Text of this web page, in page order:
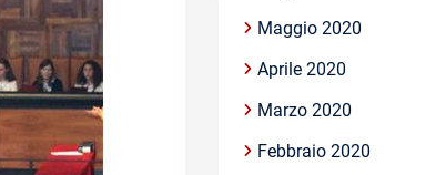
Maggio 2020
Aprile 2020
Marzo 2020
Febbraio 2020